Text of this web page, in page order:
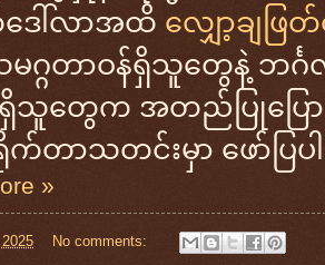
ဒေါ်လာအထိ လျှော့ချဖ
ဂတာဝန်ရှိသူတွေနဲ့ ဘင်္ဂ
ရှိသူတွေက အတည်ပြုပြ
က်တာသတင်းမှာ ဖော်ပြ
»
No comments: